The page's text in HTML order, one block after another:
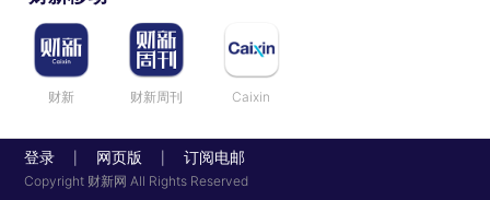
财新 财新周刊 Caixin
登录 网页版 订阅电邮
Copyright 财新网 All Rights Reserved